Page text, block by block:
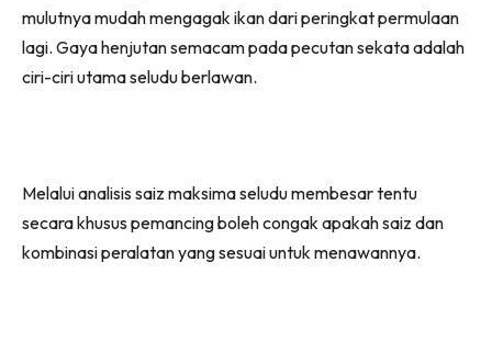
mulutnya mudah mengagak ikan dari peringkat permulaan
lagi. Gaya henjutan semacam pada pecutan sekata adalah
ciri-ciri utama seludu berlawan.
Melalui analisis saiz maksima seludu membesar tentu
secara khusus pemancing boleh congak apakah saiz dan
kombinasi peralatan yang sesuai untuk menawannya.